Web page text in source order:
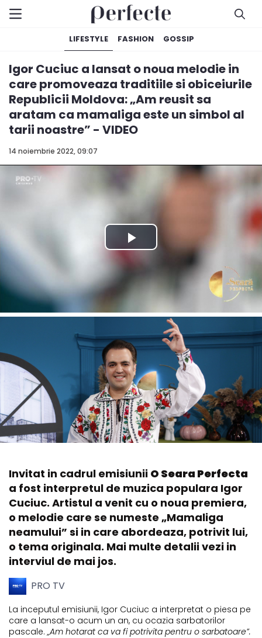
LIFESTYLE FASHION GOSSIP
14 noiembrie 2022, 09:07
Igor Cuciuc a lansat o noua melodie in
care promoveaza traditiile si obiceiurile
Republicii Moldova: „Am reusit sa
aratam ca mamaliga este un simbol al
tarii noastre” - VIDEO
Invitat in cadrul emisiunii O Seara Perfecta
a fost interpretul de muzica populara Igor
Cuciuc. Artistul a venit cu o noua premiera,
o melodie care se numeste „Mamaliga
neamului” si in care abordeaza, potrivit lui,
o tema originala. Mai multe detalii vezi in
interviul de mai jos.
PRO TV
La inceputul emisiunii, Igor Cuciuc a interpretat o piesa pe
care a lansat-o acum un an, cu ocazia sarbatorilor
pascale. „Am hotarat ca va fi potrivita pentru o sarbatoare”.